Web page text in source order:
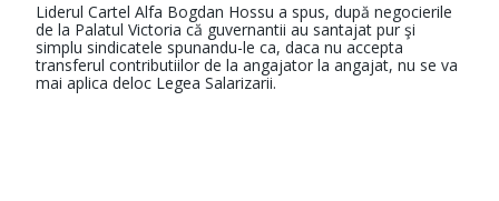
Liderul Cartel Alfa Bogdan Hossu a spus, după negocierile
de la Palatul Victoria că guvernantii au santajat pur şi
simplu sindicatele spunandu-le ca, daca nu accepta
transferul contributiilor de la angajator la angajat, nu se va
mai aplica deloc Legea Salarizarii.